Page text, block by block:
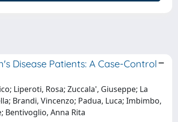
Disease Patients: A Case-Control
Liperoti, Rosa; Zuccala', Giuseppe; La
Brandi, Vincenzo; Padua, Luca; Imbimbo,
Bentivoglio, Anna Rita